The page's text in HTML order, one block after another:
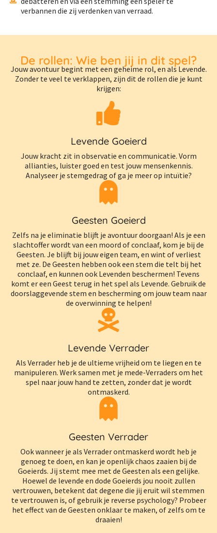
verbannen die zij verdenken van verraad.
De rollen: Wie ben jij in dit spel?
Jouw avontuur begint met een geheime rol, en als Levende.
Zonder te veel te verklappen, zijn dit de rollen die je kunt
krijgen:
Levende Goeierd
Jouw kracht zit in observatie en communicatie. Vorm
allianties, luister goed en test jouw mensenkennis.
Analyseer je stemgedrag of ga je meer op intuïtie?
Geesten Goeierd
Zelfs na je eliminatie blijft je avontuur doorgaan! Als je een
slachtoffer wordt van een moord of conclaaf, kom je bij de
Geesten. Je blijft bij jouw eigen team, en wint of verliest
met ze. De Geesten hebben ook een stem die telt bij het
conclaaf, en kunnen ook Levenden beschermen! Tevens
komt er een Geest terug in het spel als Levende. Gebruik de
doorslaggevende stem en bescherming om jouw team naar
de overwinning te helpen!
Levende Verrader
Als Verrader heb je de ultieme vrijheid om te liegen en te
manipuleren. Werk samen met je mede-Verraders om het
spel naar jouw hand te zetten, zonder dat je wordt
ontmaskerd.
Geesten Verrader
Ook wanneer je als Verrader ontmaskerd wordt heb je
genoeg te doen, en kan je openlijk chaos zaaien bij de
Goeierds. Jij stemt mee met de Geesten als een gelijke.
Hoewel de levende en dode Goeierds jou nooit zullen
vertrouwen, betekent dat degene die jij eruit wil stemmen
te vertrouwen is, of gebruik je reverse psychology? Probeer
het effect van de Geesten onklaar te maken, of zelfs om te
draaien!